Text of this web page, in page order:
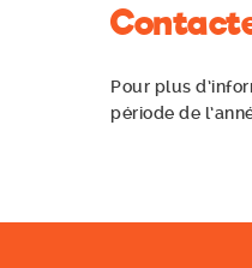
Pour plus
période de